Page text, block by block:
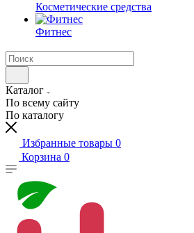
Косметические средства
Фитнес
Каталог
По всему сайту
По каталогу
Избранные товары 0
Корзина 0